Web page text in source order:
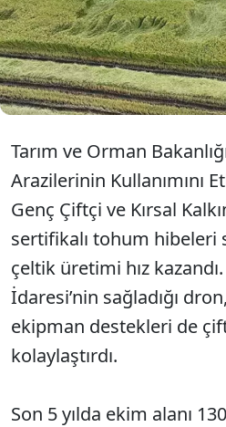
heyecanı başladı.
yıllarda üretimde
ekim alanı hem de
Tarım ve Orman
Arazilerinin Kullanımını
Genç Çiftçi ve Kırsal
sertifikalı tohum hibeleri
çeltik üretimi hız
İdaresi’nin sağladığı
ekipman destekleri de
kolaylaştırdı.
Son 5 yılda ekim alanı